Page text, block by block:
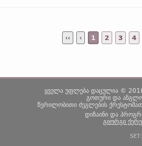
‹‹ ‹ 1 2 3 4
ყველა უფლება დაცულია ©
გოთური და
წერილობითი ძეგლების
დიზაინი და
გიორგი